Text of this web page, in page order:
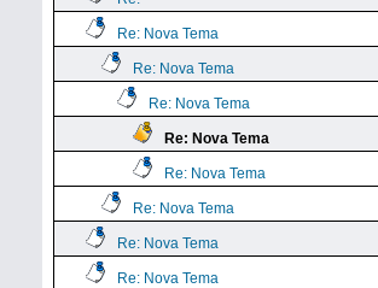
Re: Nova Tema
Re: Nova Tema
Re: Nova Tema
Re: Nova Tema
Re: Nova Tema
Re: Nova Tema
Re: Nova Tema
Re: Nova Tema